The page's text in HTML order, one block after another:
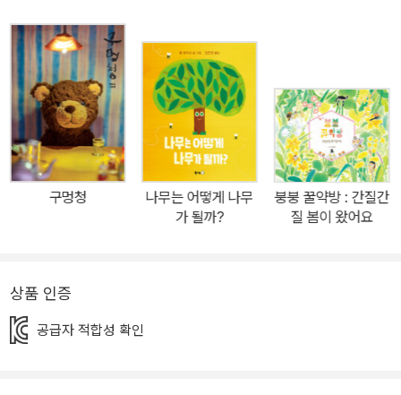
께 그만 옆구리가 터지고 마는데…… 『소풍날』에서는 ‘우어엉’하고 잘
우는 우엉, 매사에 ‘엣햄’ 거리는 근엄한 햄, ‘폭신폭신 계란 지단 등
생김새도, 성격도 제각각인 재료들이 각자의 매력을 뽐낸다. 여기에
‘서걱서걱, ‘슉슉’, ‘끼아악’, ‘탁탁’ 등 생생한 의성어와 의태어가 더해
져 읽는 재미를 더한다. 이들은 김밥이 되기 위해 볶아지고 데쳐지는
과정을 거쳐 돌돌 말리다 옆구리가 터지는 크나큰 위기도 마주하지
만, 서로 응원하고 격려하며 다시 도전한 끝에 마침내 멋진 김밥으로
탄생한다.?『소풍날』은 김밥을 만드는 일상적인 요리의 과정을 다이
시락, 그 안에 담긴 따뜻한 마음 ‘소풍’하면 빼놓을 수 없는 것이 있다.
해 만드는 김밥 한 줄에 얼마나 커다란 마음이 담겨 있는지를 느낄 수
구멍청
나무는 어떻게 나무
가 될까?
붕붕 꿀약방 : 간질간
질 봄이 왔어요
상품 인증
공급자 적합성 확인